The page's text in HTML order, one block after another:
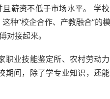
薪资不低于市场水平。 学
种“校企合作、产教融合”的
对接起来。
业技能鉴定所、农村劳动
间，除了学专业知识，还